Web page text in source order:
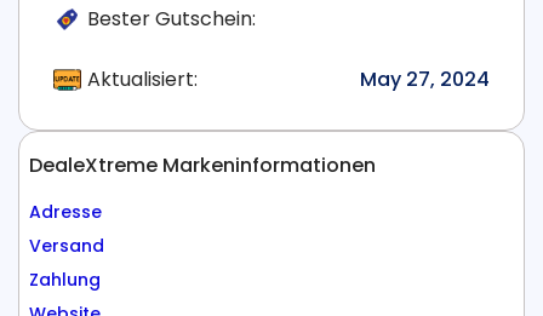
Bester Gutschein:
Aktualisiert: May 27, 2024
DealeXtreme Markeninformationen
Adresse
Versand
Zahlung